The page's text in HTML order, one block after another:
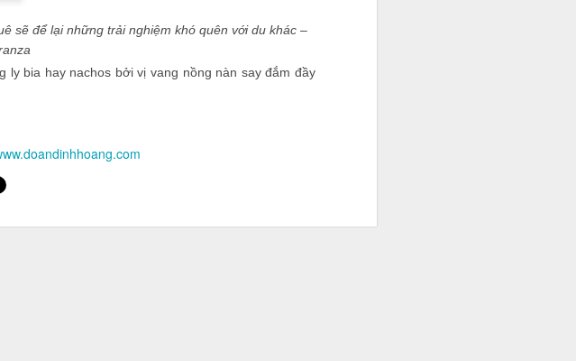
sẽ để lại những trải nghiệm khó quên với du khác –
ly bia hay nachos bởi vị vang nồng nàn say đắm đầy